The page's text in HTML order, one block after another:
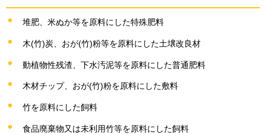
堆肥、米ぬか等を原料にした特殊肥料
木(竹)炭、おが(竹)粉等を原料にした土壌改良材
動植物性残渣、下水汚泥等を原料にした普通肥料
木材チップ、おが(竹)粉を原料にした敷料
竹を原料にした飼料
食品廃棄物又は未利用竹等を原料にした飼料